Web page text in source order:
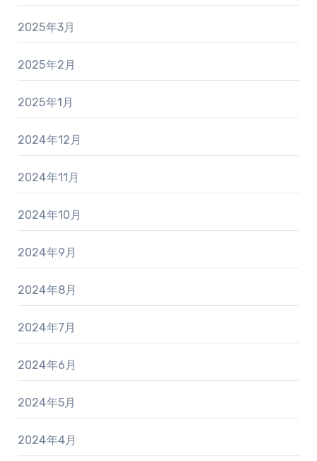
2025年3月
2025年2月
2025年1月
2024年12月
2024年11月
2024年10月
2024年9月
2024年8月
2024年7月
2024年6月
2024年5月
2024年4月